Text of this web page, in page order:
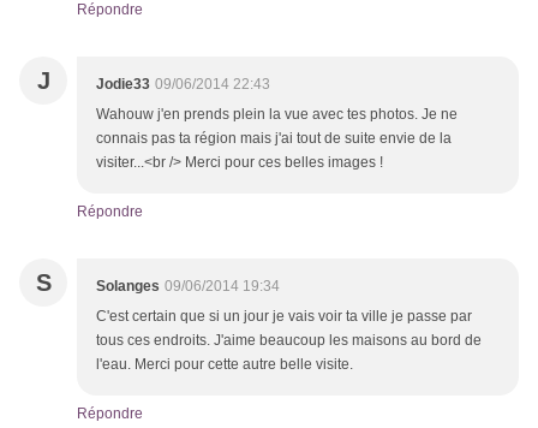
Répondre
J Jodie33 09/06/2014 22:43
Wahouw j'en prends plein la vue avec tes photos. Je ne
connais pas ta région mais j'ai tout de suite envie de la
visiter...<br /> Merci pour ces belles images !
Répondre
S Solanges 09/06/2014 19:34
C'est certain que si un jour je vais voir ta ville je passe par
tous ces endroits. J'aime beaucoup les maisons au bord de
l'eau. Merci pour cette autre belle visite.
Répondre